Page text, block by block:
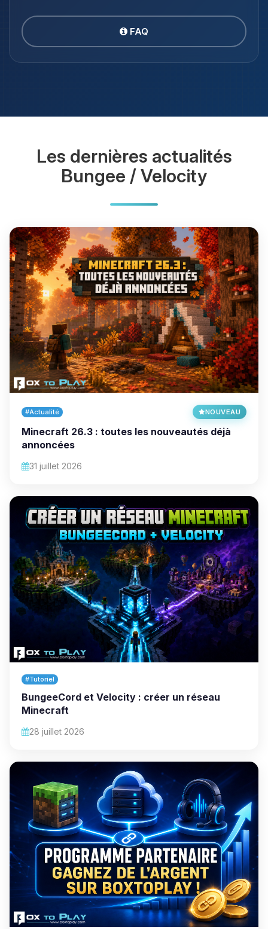
FAQ
Les dernières actualités
Bungee / Velocity
#Actualité NOUVEAU
Minecraft 26.3 : toutes les nouveautés déjà
annoncées
31 juillet 2026
#Tutoriel
BungeeCord et Velocity : créer un réseau
Minecraft
28 juillet 2026